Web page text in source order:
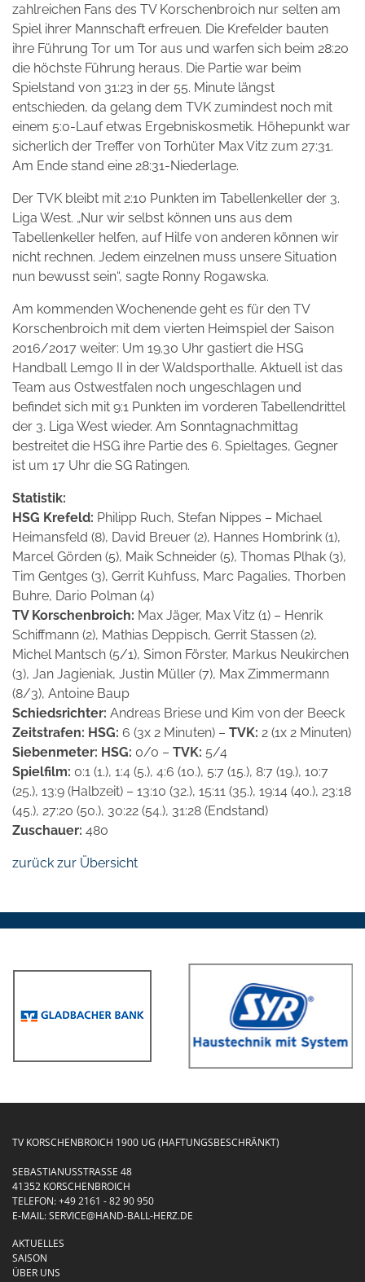
zahlreichen Fans des TV Korschenbroich nur selten am
Spiel ihrer Mannschaft erfreuen. Die Krefelder bauten
ihre Führung Tor um Tor aus und warfen sich beim 28:20
die höchste Führung heraus. Die Partie war beim
Spielstand von 31:23 in der 55. Minute längst
entschieden, da gelang dem TVK zumindest noch mit
einem 5:0-Lauf etwas Ergebniskosmetik. Höhepunkt war
sicherlich der Treffer von Torhüter Max Vitz zum 27:31.
Am Ende stand eine 28:31-Niederlage.
Der TVK bleibt mit 2:10 Punkten im Tabellenkeller der 3.
Liga West. „Nur wir selbst können uns aus dem
Tabellenkeller helfen, auf Hilfe von anderen können wir
nicht rechnen. Jedem einzelnen muss unsere Situation
nun bewusst sein“, sagte Ronny Rogawska.
Am kommenden Wochenende geht es für den TV
Korschenbroich mit dem vierten Heimspiel der Saison
2016/2017 weiter: Um 19.30 Uhr gastiert die HSG
Handball Lemgo II in der Waldsporthalle. Aktuell ist das
Team aus Ostwestfalen noch ungeschlagen und
befindet sich mit 9:1 Punkten im vorderen Tabellendrittel
der 3. Liga West wieder. Am Sonntagnachmittag
bestreitet die HSG ihre Partie des 6. Spieltages, Gegner
ist um 17 Uhr die SG Ratingen.
Statistik:
HSG Krefeld: Philipp Ruch, Stefan Nippes – Michael
Heimansfeld (8), David Breuer (2), Hannes Hombrink (1),
Marcel Görden (5), Maik Schneider (5), Thomas Plhak (3),
Tim Gentges (3), Gerrit Kuhfuss, Marc Pagalies, Thorben
Buhre, Dario Polman (4)
TV Korschenbroich: Max Jäger, Max Vitz (1) – Henrik
Schiffmann (2), Mathias Deppisch, Gerrit Stassen (2),
Michel Mantsch (5/1), Simon Förster, Markus Neukirchen
(3), Jan Jagieniak, Justin Müller (7), Max Zimmermann
(8/3), Antoine Baup
Schiedsrichter: Andreas Briese und Kim von der Beeck
Zeitstrafen: HSG: 6 (3x 2 Minuten) – TVK: 2 (1x 2 Minuten)
Siebenmeter: HSG: 0/0 – TVK: 5/4
Spielfilm: 0:1 (1.), 1:4 (5.), 4:6 (10.), 5:7 (15.), 8:7 (19.), 10:7
(25.), 13:9 (Halbzeit) – 13:10 (32.), 15:11 (35.), 19:14 (40.), 23:18
(45.), 27:20 (50.), 30:22 (54.), 31:28 (Endstand)
Zuschauer: 480
zurück zur Übersicht
TV KORSCHENBROICH 1900 UG (HAFTUNGSBESCHRÄNKT)
SEBASTIANUSSTRASSE 48
41352 KORSCHENBROICH
TELEFON:+49 2161 - 82 90 950
E-MAIL:SERVICE@HAND-BALL-HERZ.DE
AKTUELLES
SAISON
ÜBER UNS